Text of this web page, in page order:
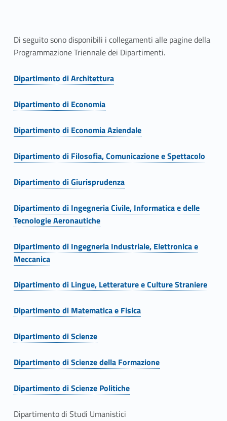
i
o
n
e
T
r
i
e
n
n
a
l
e
d
e
i
D
i
p
Di seguito sono disponibili i collegamenti alle pagine della
Programmazione Triennale dei Dipartimenti.
Dipartimento di Architettura
Link identifier #identifier__77276-4
Dipartimento di Economia
Link identifier #identifier__67417-5
Dipartimento di Economia Aziendale
Link identifier #identifier__90732-6
Dipartimento di Filosofia, Comunicazione e Spettacolo
Link identifier #identifier__73581-7
Dipartimento di Giurisprudenza
Link identifier #identifier__58298-8
Dipartimento di Ingegneria Civile, Informatica e delle
Tecnologie Aeronautiche
Link identifier #identifier__185072-9
Dipartimento di Ingegneria Industriale, Elettronica e
Meccanica
Dipartimento di Lingue, Letterature e Culture Straniere
Dipartimento di Matematica e Fisica
Dipartimento di Scienze
Dipartimento di Scienze della Formazione
Dipartimento di Scienze Politiche
Dipartimento di Studi Umanistici